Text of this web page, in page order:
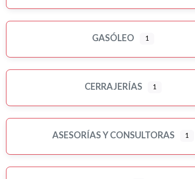
GASÓLEO 1
CERRAJERÍAS 1
ASESORÍAS Y CONSULTORAS 1